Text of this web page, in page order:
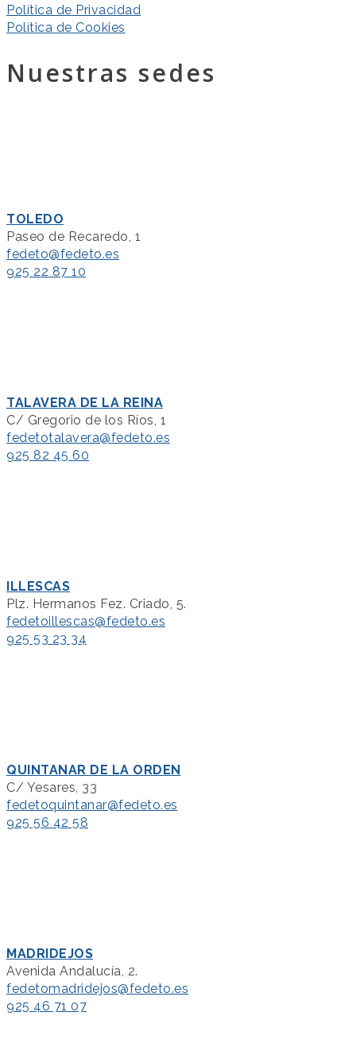
Política de Privacidad
Política de Cookies
Nuestras sedes
TOLEDO
Paseo de Recaredo, 1
fedeto@fedeto.es
925 22 87 10
TALAVERA DE LA REINA
C/ Gregorio de los Ríos, 1
fedetotalavera@fedeto.es
925 82 45 60
ILLESCAS
Plz. Hermanos Fez. Criado, 5.
fedetoillescas@fedeto.es
925 53 23 34
QUINTANAR DE LA ORDEN
C/ Yesares, 33
fedetoquintanar@fedeto.es
925 56 42 58
MADRIDEJOS
Avenida Andalucía, 2.
fedetomadridejos@fedeto.es
925 46 71 07